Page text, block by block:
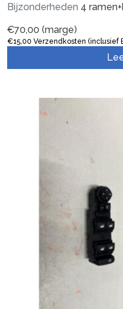
Bijzonderheden 4
€70,00 (marge)
€15,00 Verzendkosten (inclusief